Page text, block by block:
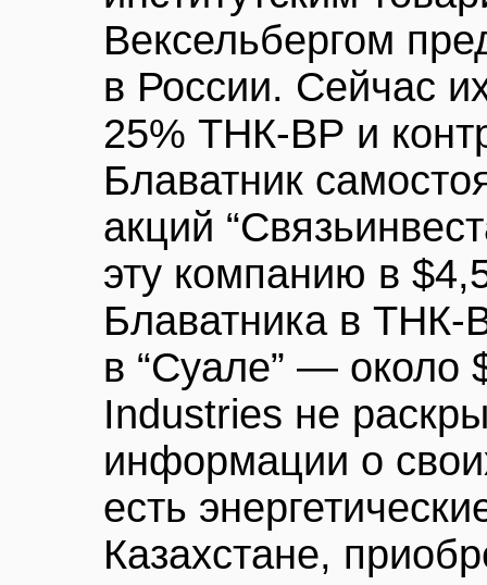
Вексельбергом
в России. Сейчас
25% ТНК-ВР и
Блаватник
акций
эту компанию в
Блаватника в ТНК-
в “Суале” — около
Industries не
информации о
есть
Казахстане,